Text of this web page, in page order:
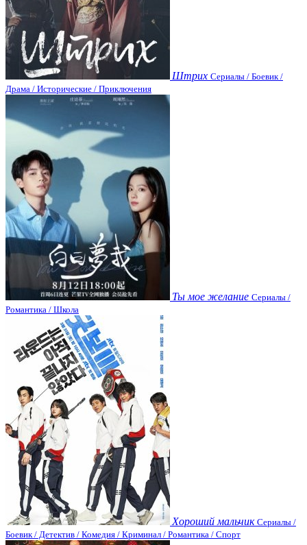
Штрих Сериалы / Боевик /
Драма / Исторические / Приключения
Ты мое желание Сериалы /
Романтика / Школа
Хороший мальчик Сериалы /
Боевик / Детектив / Комедия / Криминал / Романтика / Спорт